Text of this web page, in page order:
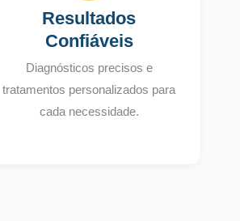
Resultados
Confiáveis
Diagnósticos precisos e
tratamentos personalizados para
cada necessidade.